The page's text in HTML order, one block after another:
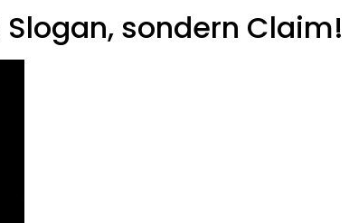
sondern Claim!